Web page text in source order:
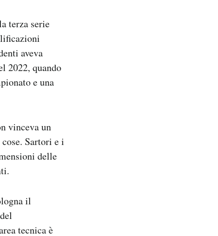
terza serie
aveva
2022, quando
e una
vinceva un
Sartori e i
delle
il
tecnica è